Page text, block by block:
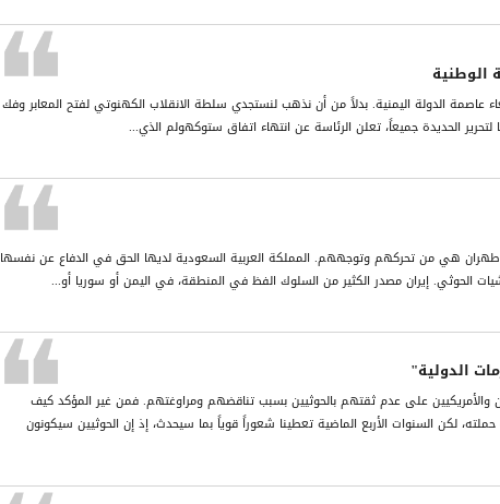
الوطنية
عاصمة الدولة اليمنية. بدلاً من أن نذهب لنستجدي سلطة الانقلاب الكهنوتي لفتح المعابر وفك
لتحرير الحديدة جميعاً، تعلن الرئاسة عن انتهاء اتفاق ستوكهولم الذي...
وطهران هي من تحركهم وتوجههم. المملكة العربية السعودية لديها الحق في الدفاع عن نفسها
الحوثي. إيران مصدر الكثير من السلوك الفظ في المنطقة، في اليمن أو سوريا أو...
الدولية"
والأمريكيين على عدم ثقتهم بالحوثيين بسبب تناقضهم ومراوغتهم. فمن غير المؤكد كيف
لكن السنوات الأربع الماضية تعطينا شعوراً قوياً بما سيحدث، إذ إن الحوثيين سيكونون